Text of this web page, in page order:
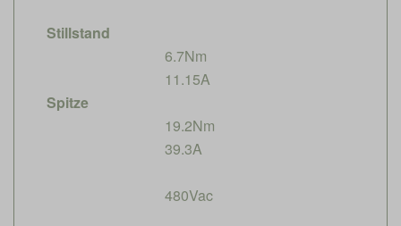
Stillstand
6.7Nm
11.15A
Spitze
19.2Nm
39.3A
480Vac